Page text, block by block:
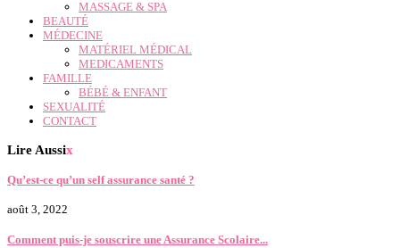
MASSAGE & SPA
BEAUTÉ
MÉDECINE
MATÉRIEL MÉDICAL
MEDICAMENTS
FAMILLE
BÉBÉ & ENFANT
SEXUALITÉ
CONTACT
Lire Aussix
Qu’est-ce qu’un self assurance santé ?
août 3, 2022
Comment puis-je souscrire une Assurance Scolaire...